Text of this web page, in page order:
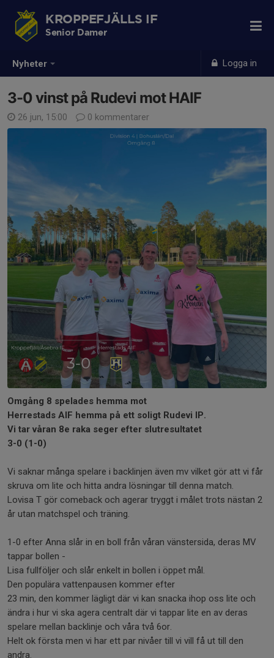
Nyheter Logga in
KROPPEFJÄLLS IF
Senior Damer
3-0 vinst på Rudevi mot HAIF
26 jun, 15:00 0 kommentarer
Omgång 8 spelades hemma mot
Herrestads AIF hemma på ett soligt Rudevi IP.
Vi tar våran 8e raka seger efter slutresultatet
3-0 (1-0)
Vi saknar många spelare i backlinjen även mv vilket gör att vi får
skruva om lite och hitta andra lösningar till denna match.
Lovisa T gör comeback och agerar tryggt i målet trots nästan 2
år utan matchspel och träning.
1-0 efter Anna slår in en boll från våran vänstersida, deras MV
tappar bollen -
Lisa fullföljer och slår enkelt in bollen i öppet mål.
Den populära vattenpausen kommer efter
23 min, den kommer lägligt där vi kan snacka ihop oss lite och
ändra i hur vi ska agera centralt där vi tappar lite en av deras
spelare mellan backlinje och våra två 6or.
Helt ok första men vi har ett par nivåer till vi vill få ut till den
andra.